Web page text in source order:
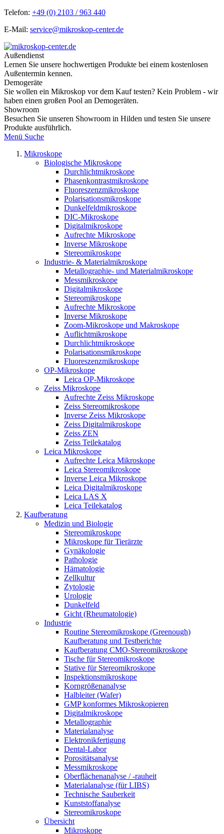
Telefon: +49 (0) 2103 / 963 440
E-Mail: service@mikroskop-center.de
Außendienst
Lernen Sie unsere hochwertigen Produkte bei einem kostenlosen
Außentermin kennen.
Demogeräte
Sie wollen ein Mikroskop vor dem Kauf testen? Kein Problem - wir
haben einen großen Pool an Demogeräten.
Showroom
Besuchen Sie unseren Showroom in Hilden und testen Sie unsere
Produkte ausführlich.
Menü Suche
Mikroskope
Biologische Mikroskope
Durchlichtmikroskope
Phasenkontrastmikroskope
Fluoreszenzmikroskope
Polarisationsmikroskope
Dunkelfeldmikroskope
DIC-Mikroskope
Digitalmikroskope
Aufrechte Mikroskope
Inverse Mikroskope
Stereomikroskope
Industrie- & Materialmikroskope
Metallographie- und Materialmikroskope
Messmikroskope
Digitalmikroskope
Stereomikroskope
Aufrechte Mikroskope
Inverse Mikroskope
Zoom-Mikroskope und Makroskope
Auflichtmikroskope
Durchlichtmikroskope
Polarisationsmikroskope
Fluoreszenzmikroskope
OP-Mikroskope
Leica OP-Mikroskope
Zeiss Mikroskope
Aufrechte Zeiss Mikroskope
Zeiss Stereomikroskope
Inverse Zeiss Mikroskope
Zeiss Digitalmikroskope
Zeiss ZEN
Zeiss Teilekatalog
Leica Mikroskope
Aufrechte Leica Mikroskope
Leica Stereomikroskope
Inverse Leica Mikroskope
Leica Digitalmikroskope
Leica LAS X
Leica Teilekatalog
Kaufberatung
Medizin und Biologie
Stereomikroskope
Mikroskope für Tierärzte
Gynäkologie
Pathologie
Hämatologie
Zellkultur
Zytologie
Urologie
Dunkelfeld
Gicht (Rheumatologie)
Industrie
Routine Stereomikroskope (Greenough)
Kaufberatung und Testberichte
Kaufberatung CMO-Stereomikroskope
Tische für Stereomikroskope
Stative für Stereomikroskope
Inspektionsmikroskope
Korngrößenanalyse
Halbleiter (Wafer)
GMP konformes Mikroskopieren
Digitalmikroskope
Metallographie
Materialanalyse
Elektronikfertigung
Dental-Labor
Porositätsanalyse
Messmikroskope
Oberflächenanalyse / -rauheit
Materialanalyse (für LIBS)
Technische Sauberkeit
Kunststoffanalyse
Stereomikroskope
Übersicht
Mikroskope